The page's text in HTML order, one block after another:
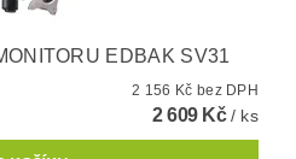
EDBAK SV31
2 156 Kč bez DPH
2 609 Kč/ ks